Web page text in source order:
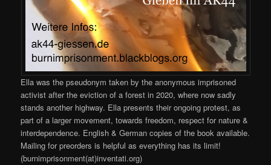
Ella was the pseudonym taken by the anonymous imprisoned
activist after the eviction of a forest in 2020, where now sadly
stands another highway. Ella presents their ongoing protest, as
part of a larger movement, towards freedom, respect for nature &
interdependence. English & German copies of the book available.
Mailing for preorders is helpful as everything has its limit!
(burnimprisonment(at)inventati.org)